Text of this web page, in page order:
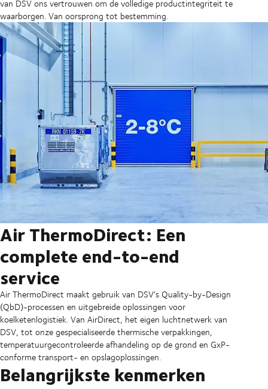
van DSV ons vertrouwen om de volledige productintegriteit te
waarborgen. Van oorsprong tot bestemming.
Air ThermoDirect: Een
complete end-to-end
service
Air ThermoDirect maakt gebruik van DSV's Quality-by-Design
(QbD)-processen en uitgebreide oplossingen voor
koelketenlogistiek. Van AirDirect, het eigen luchtnetwerk van
DSV, tot onze gespecialiseerde thermische verpakkingen,
temperatuurgecontroleerde afhandeling op de grond en GxP-
conforme transport- en opslagoplossingen.
Belangrijkste kenmerken